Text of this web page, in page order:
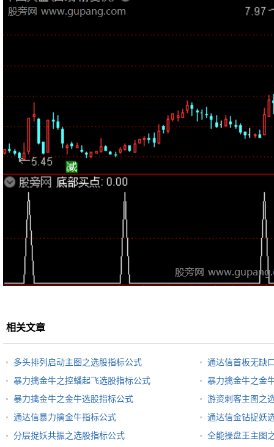
相关文章
多头排列启动主图之选股指标公式
通达信首板无缺
暴力擒金牛之控蟠起飞选股指标公式
暴力擒金牛之金
暴力擒金牛之金牛选股指标公式
游资刺客主图之
通达信暴力擒金牛指标公式
通达信金钻捉妖
分层捉妖共振之选股指标公式
全能操盘王主图